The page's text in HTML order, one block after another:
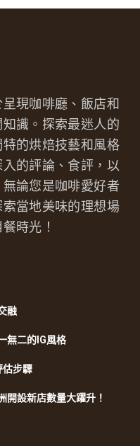
現咖啡廳、飯店和
知識。探索最迷人的
的烘焙技藝和風格
的評論、食評，以
論您是咖啡愛好者
當地美味的理想場
時光！
融
無二的IG風格
估步驟
開設新店數量大躍升！